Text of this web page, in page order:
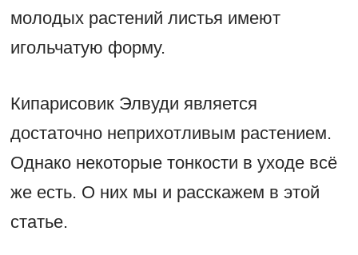
молодых растений листья имеют
игольчатую форму.
Кипарисовик Элвуди является
достаточно неприхотливым растением.
Однако некоторые тонкости в уходе всё
же есть. О них мы и расскажем в этой
статье.